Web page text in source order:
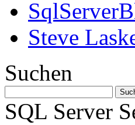
Steve
Suchen
SQL Server